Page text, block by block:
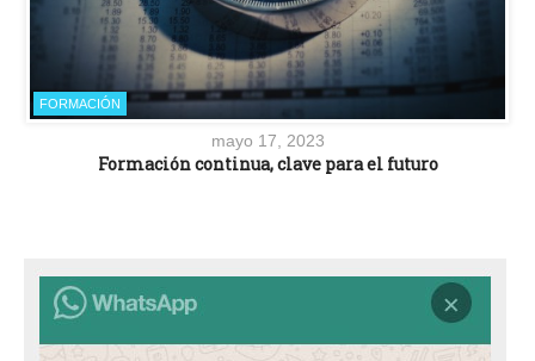
FORMACIÓN
mayo 17, 2023
Formación continua, clave para el futuro